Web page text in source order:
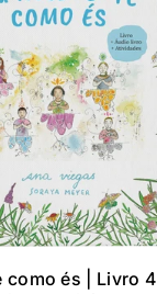
Ao Carrinho
és | Livro 4 |